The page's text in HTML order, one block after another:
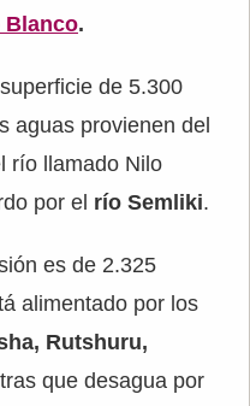
Blanco.
de 5.300
aguas provienen del
río llamado Nilo
por el río Semliki.
es de 2.325
alimentado por los
Rutshuru,
que desagua por